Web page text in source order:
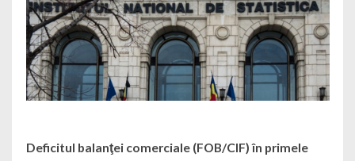
Deficitul balanţei comerciale (FOB/CIF) în primele